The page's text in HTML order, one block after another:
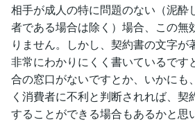
相手が成人の特に問題のない（泥酔
者である場合は除く）場合、この無
りません。しかし、契約書の文字が
非常にわかりにくく書いているです
合の窓口がないですとか、いかにも
く消費者に不利と判断されれば、
することができる場合もあるかと思